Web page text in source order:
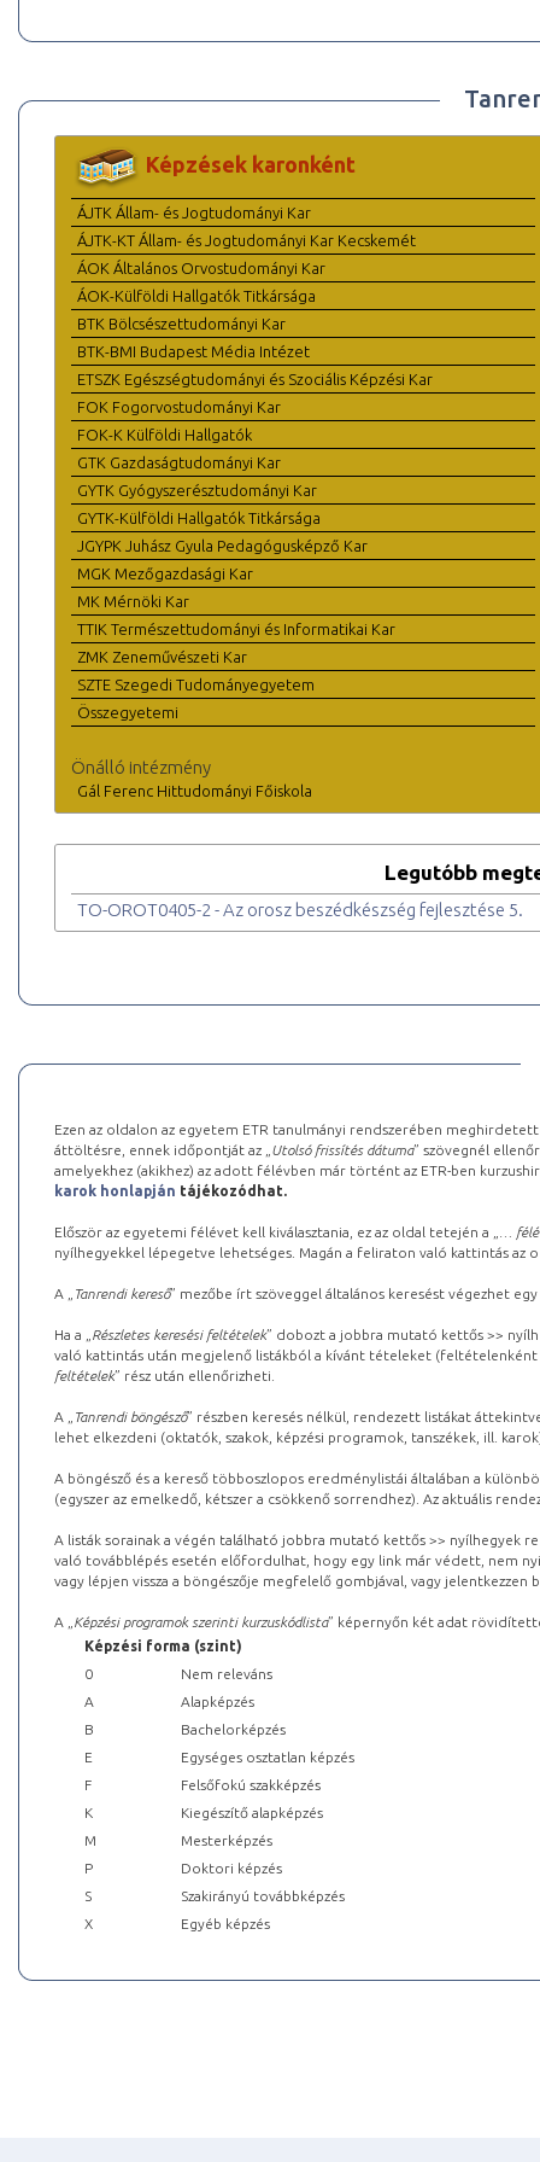
Képzések karonként
ÁJTK Állam- és Jogtudományi Kar
ÁJTK-KT Állam- és Jogtudományi Kar Kecskemét
ÁOK Általános Orvostudományi Kar
ÁOK-Külföldi Hallgatók Titkársága
BTK Bölcsészettudományi Kar
BTK-BMI Budapest Média Intézet
ETSZK Egészségtudományi és Szociális Képzési Kar
FOK Fogorvostudományi Kar
FOK-K Külföldi Hallgatók
GTK Gazdaságtudományi Kar
GYTK Gyógyszerésztudományi Kar
GYTK-Külföldi Hallgatók Titkársága
JGYPK Juhász Gyula Pedagógusképző Kar
MGK Mezőgazdasági Kar
MK Mérnöki Kar
TTIK Természettudományi és Informatikai Kar
ZMK Zeneművészeti Kar
SZTE Szegedi Tudományegyetem
Összegyetemi
Önálló intézmény
Gál Ferenc Hittudományi Főiskola
Legutóbb
TO-OROT0405-2 - Az orosz beszédkészség fejlesztése 5.
Ezen az oldalon az egyetem ETR tanulmányi rendszerében
áttöltésre, ennek időpontját az „ Utolsó frissítés dátuma” szövegnél
amelyekhez (akikhez) az adott félévben már történt az ETR-ben
karok honlapján tájékozódhat.
Először az egyetemi félévet kell kiválasztania, ez az oldal tetején a „
…
nyílhegyekkel lépegetve lehetséges. Magán a feliraton való kattintás az
A „ Tanrendi kereső” mezőbe írt szöveggel általános keresést végezhet
Ha a „ Részletes keresési feltételek” dobozt a jobbra mutató kettős >>
való kattintás után megjelenő listákból a kívánt tételeket (feltételenként
feltételek” rész után ellenőrizheti.
A „ Tanrendi böngésző” részben keresés nélkül, rendezett listákat
lehet elkezdeni (oktatók, szakok, képzési programok, tanszékek, ill.
A böngésző és a kereső többoszlopos eredménylistái általában a
(egyszer az emelkedő, kétszer a csökkenő sorrendhez). Az aktuális
A listák sorainak a végén található jobbra mutató kettős >> nyílhegyek
való továbblépés esetén előfordulhat, hogy egy link már védett, nem
vagy lépjen vissza a böngészője megfelelő gombjával, vagy
A „ Képzési programok szerinti kurzuskódlista” képernyőn két adat
Képzési forma (szint)
0
Nem releváns
A
Alapképzés
B
Bachelorképzés
E
Egységes osztatlan képzés
F
Felsőfokú szakképzés
K
Kiegészítő alapképzés
M
Mesterképzés
P
Doktori képzés
S
Szakirányú továbbképzés
X
Egyéb képzés